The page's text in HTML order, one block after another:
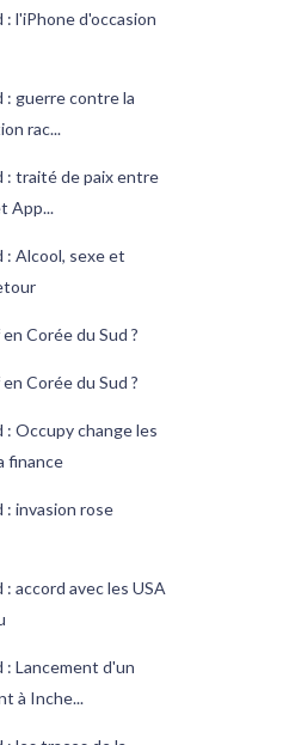
: l'iPhone d'occasion
: guerre contre la
rac...
: traité de paix entre
App...
: Alcool, sexe et
Corée du Sud ?
Corée du Sud ?
: Occupy change les
finance
: invasion rose
: accord avec les USA
: Lancement d'un
à Inche...